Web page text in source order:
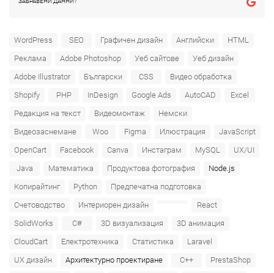
WordPress SEO Графичен дизайн Английски
HTML
Реклама
Adobe Photoshop Уеб сайтове
Уеб дизайн
Adobe Illustrator
Български CSS
Видео обработка
Shopify
PHP InDesign Google Ads AutoCAD
Excel
Редакция на текст
Видеомонтаж
Немски
Видеозаснемане
Woo Figma Илюстрация
JavaScript
OpenCart
Facebook Canva Инстаграм MySQL
UX/UI
Java
Математика Продуктова фотография
Node.js
Копирайтинг
Python
Предпечатна подготовка
Счетоводство
Интериорен дизайн
React
SolidWorks
C# 3D визуализация
3D анимация
CloudCart
Електротехника Статистика
Laravel
UX дизайн
Архитектурно проектиране C++
PrestaShop